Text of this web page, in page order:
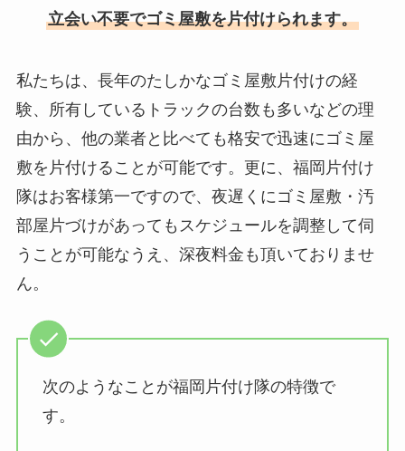
立会い不要でゴミ屋敷を片付けられます。
私たちは、長年のたしかなゴミ屋敷片付けの経
験、所有しているトラックの台数も多いなどの理
由から、他の業者と比べても格安で迅速にゴミ屋
敷を片付けることが可能です。更に、福岡片付け
隊はお客様第一ですので、夜遅くにゴミ屋敷・汚
部屋片づけがあってもスケジュールを調整して伺
うことが可能なうえ、深夜料金も頂いておりませ
ん。
次のようなことが福岡片付け隊の特徴で
す。